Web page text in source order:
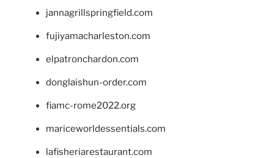
jannagrillspringfield.com
fujiyamacharleston.com
elpatronchardon.com
donglaishun-order.com
fiamc-rome2022.org
mariceworldessentials.com
lafisheriarestaurant.com